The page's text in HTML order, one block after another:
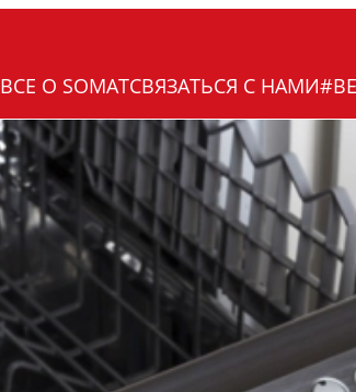
ВCЕ О SOMATСВЯЗАТЬСЯ С НАМИ